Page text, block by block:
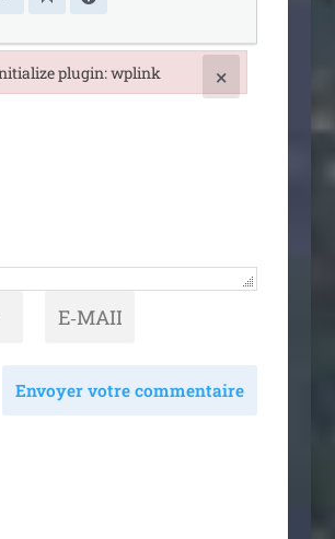
Envoyer votre commentaire
plugin: wplink ×
plugin: wplink